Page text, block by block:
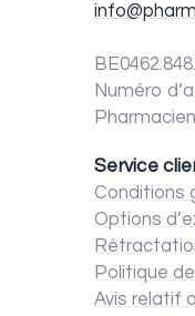
Numéro
Service
Conditions
Options
Politique
Avis relatif